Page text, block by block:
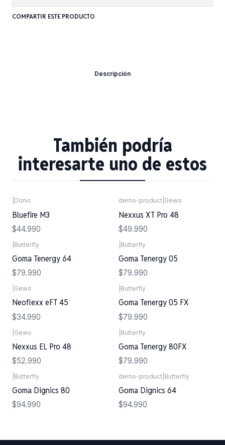
COMPARTIR ESTE PRODUCTO
Descripción
También podría
interesarte uno de estos
Donic
Bluefire M3
$44.990
demo-product Gewo
Nexxus XT Pro 48
$49.990
Butterfly
Goma Tenergy 64
$79.990
Butterfly
Goma Tenergy 05
$79.990
Gewo
Neoflexx eFT 45
$34.990
Butterfly
Goma Tenergy 05 FX
$79.990
Gewo
Nexxus EL Pro 48
$52.990
Butterfly
Goma Tenergy 80FX
$79.990
Butterfly
Goma Dignics 80
$94.990
demo-product Butterfly
Goma Dignics 64
$94.990